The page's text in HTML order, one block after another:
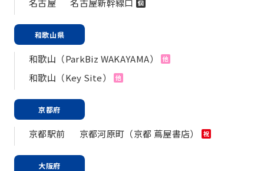
名古屋 名古屋新幹線口 個
和歌山県
和歌山（ParkBiz WAKAYAMA） 他
和歌山（Key Site） 他
京都府
京都駅前 京都河原町（京都 蔦屋書店） 祝
大阪府